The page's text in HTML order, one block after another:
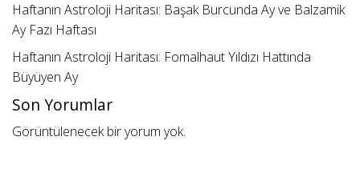
Haftanın Astroloji Haritası: Başak Burcunda Ay ve Balzamik
Ay Fazı Haftası
Haftanın Astroloji Haritası: Fomalhaut Yıldızı Hattında
Büyüyen Ay
Son Yorumlar
Görüntülenecek bir yorum yok.